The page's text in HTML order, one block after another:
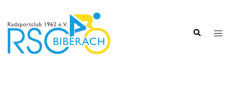
Inhalt
springen
Suche